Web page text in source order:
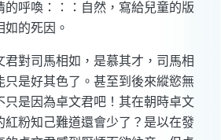
的呼喚：：：自然，寫給兒童的版
的死因。
對司馬相如，是慕其才，司馬相
只是好其色了。甚至到後來縱慾無
只是因為卓文君吧！其在朝時卓文
紅粉知己難道還會少了？是以在發